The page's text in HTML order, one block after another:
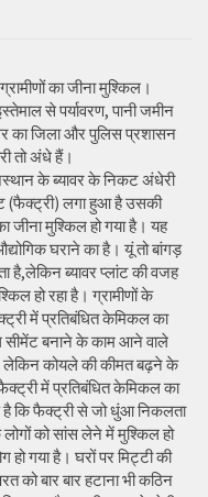
का जीना मुश्किल।
से पर्यावरण, पानी जमीन
का जिला और पुलिस प्रशासन
तो अंधे हैं।
के ब्यावर के निकट अंधेरी
(फैक्ट्री) लगा हुआ है उसकी
मुश्किल हो गया है। यह
घराने का है। यूं तो बांगड़
है,लेकिन ब्यावर प्लांट की वजह
हो रहा है। ग्रामीणों के
में प्रतिबंधित केमिकल का
सीमेंट बनाने के काम आने वाले
लेकिन कोयले की कीमत बढ़ने के
में प्रतिबंधित केमिकल का
है कि फैक्ट्री से जो धुंआ निकलता
को सांस लेने में मुश्किल हो
हो गया है। घरों पर मिट्टी की
को बार बार हटाना भी कठिन